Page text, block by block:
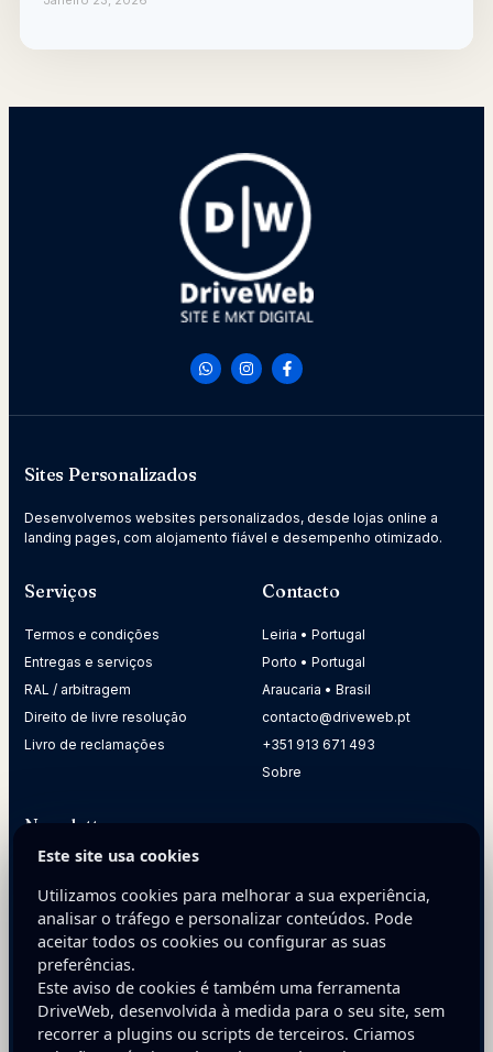
Sites Personalizados
Desenvolvemos websites personalizados, desde lojas online a
landing pages, com alojamento fiável e desempenho otimizado.
Serviços
Termos e condições
Entregas e serviços
RAL / arbitragem
Direito de livre resolução
Livro de reclamações
Contacto
Leiria • Portugal
Porto • Portugal
Araucaria • Brasil
contacto@driveweb.pt
+351 913 671 493
Sobre
Newsletter
sua empresa.
E-mail
Este site usa cookies
Utilizamos cookies para melhorar a sua experiência,
analisar o tráfego e personalizar conteúdos. Pode
aceitar todos os cookies ou configurar as suas
preferências.
Este aviso de cookies é também uma ferramenta
DriveWeb, desenvolvida à medida para o seu site, sem
recorrer a plugins ou scripts de terceiros. Criamos